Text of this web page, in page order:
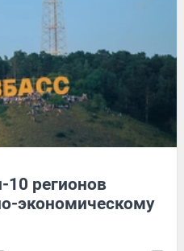
10 регионов
экономическому